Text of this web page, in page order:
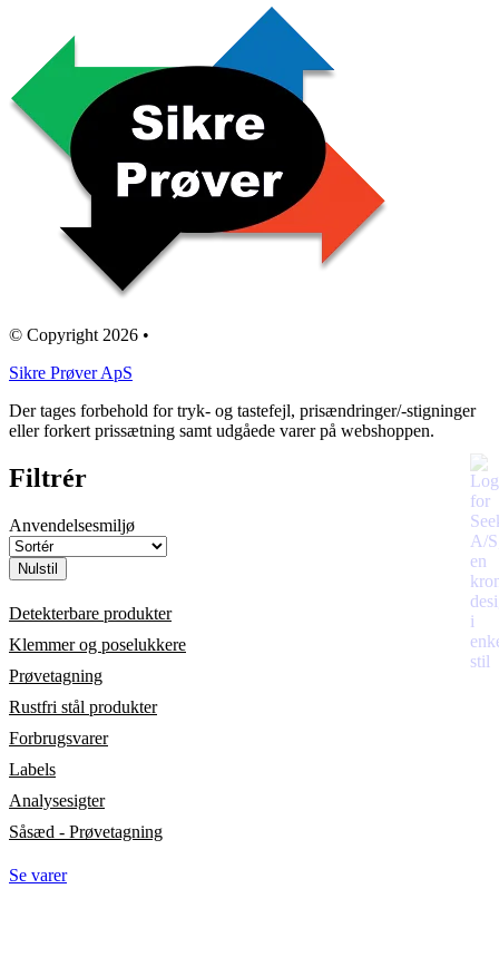
© Copyright 2026 •
​Sikre Prøver ApS
Der tages forbehold for tryk- og tastefejl, prisændringer/-stigninger
eller forkert prissætning samt udgåede varer på webshoppen.
Filtrér
Anvendelsesmiljø
Nulstil
Detekterbare produkter
Klemmer og poselukkere
Prøvetagning
Rustfri stål produkter
Forbrugsvarer
Labels
Analysesigter
Såsæd - Prøvetagning
Se varer